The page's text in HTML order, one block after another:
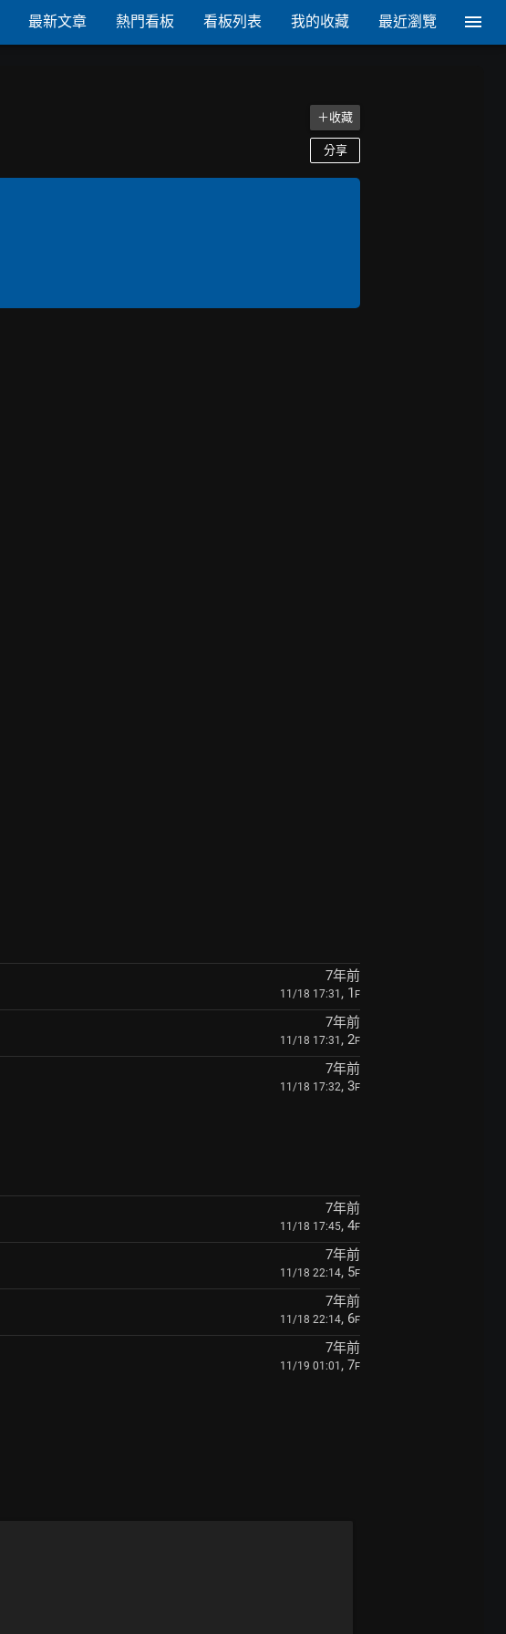
最新文章 熱門看板 看板列表 我的收藏 最近瀏覽
＋收藏
分享
7年前
11/18 17:31 , 1 F
7年前
11/18 17:31 , 2F
7年前
11/18 17:32, 3F
7年前
11/18 17:45, 4F
7年前
11/18 22:14, 5F
7年前
11/18 22:14, 6F
7年前
11/19 01:01 , 7F